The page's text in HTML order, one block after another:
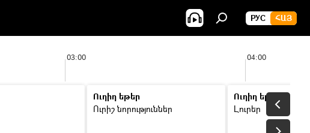
РУС ՀԱՅ
03:00 04:00
Ուղիղ եթեր
Ուրիշ նորություններ
Ուղիղ եթեր
Լուրեր